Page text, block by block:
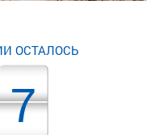
ОСТАЛОСЬ
7